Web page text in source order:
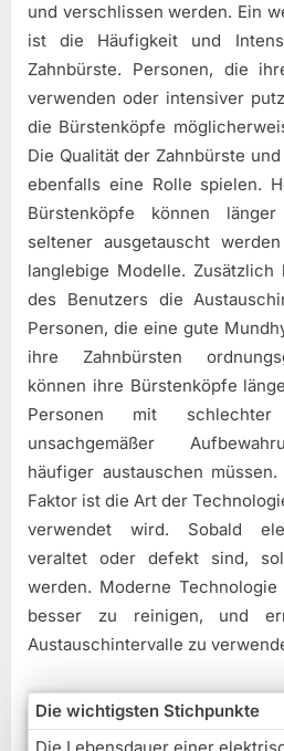
und verschlissen werden. Ein
ist die Häufigkeit und
Zahnbürste. Personen, die
verwenden oder intensiver
die Bürstenköpfe
Die Qualität der Zahnbürste
ebenfalls eine Rolle spielen.
Bürstenköpfe können
seltener ausgetauscht
langlebige Modelle. Zusätzlich
des Benutzers die
Personen, die eine gute
ihre Zahnbürsten
können ihre Bürstenköpfe
Personen mit
unsachgemäßer
häufiger austauschen
Faktor ist die Art der
verwendet wird. Sobald
veraltet oder defekt sind,
werden. Moderne
besser zu reinigen, und
Austauschintervalle zu
Die wichtigsten Stichpunkte